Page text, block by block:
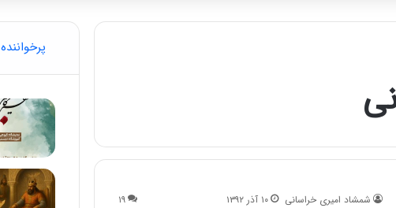
شمشاد امیری خراسانی ۱۰ آذر ۱۳۹۲ ۱۹
پرخواننده